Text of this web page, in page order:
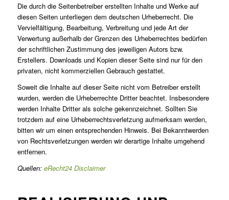
Die durch die Seitenbetreiber erstellten Inhalte und Werke auf
diesen Seiten unterliegen dem deutschen Urheberrecht. Die
Vervielfältigung, Bearbeitung, Verbreitung und jede Art der
Verwertung außerhalb der Grenzen des Urheberrechtes bedürfen
der schriftlichen Zustimmung des jeweiligen Autors bzw.
Erstellers. Downloads und Kopien dieser Seite sind nur für den
privaten, nicht kommerziellen Gebrauch gestattet.
Soweit die Inhalte auf dieser Seite nicht vom Betreiber erstellt
wurden, werden die Urheberrechte Dritter beachtet. Insbesondere
werden Inhalte Dritter als solche gekennzeichnet. Sollten Sie
trotzdem auf eine Urheberrechtsverletzung aufmerksam werden,
bitten wir um einen entsprechenden Hinweis. Bei Bekanntwerden
von Rechtsverletzungen werden wir derartige Inhalte umgehend
entfernen.
Quellen: eRecht24 Disclaimer